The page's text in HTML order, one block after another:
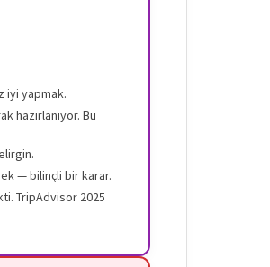
iyi yapmak.
hazırlanıyor. Bu
— bilinçli bir karar.
TripAdvisor 2025